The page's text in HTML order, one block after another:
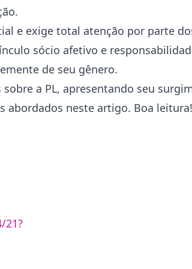
e exige total atenção por parte
sócio afetivo e
de seu gênero.
a PL, apresentando seu
abordados neste artigo. Boa leitura!
21?